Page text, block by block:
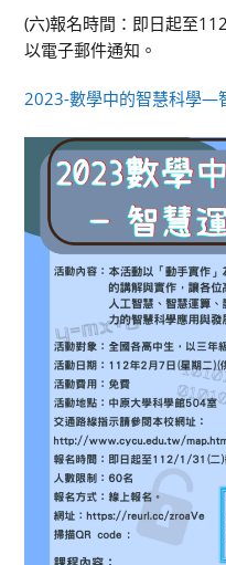
(六)報名時間：即日起至
以電子郵件通知。
2023-數學中的智慧科學—